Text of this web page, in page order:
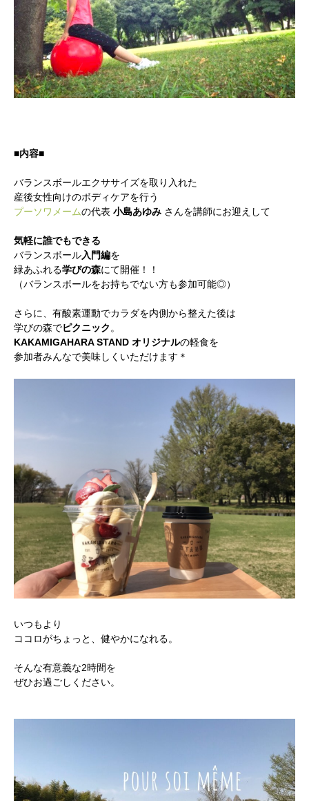
■内容■
バランスボールエクササイズを取り入れた
産後女性向けのボディケアを行う
プーソワメームの代表 小島あゆみ さんを講師にお迎えして
気軽に誰でもできる
バランスボール入門編を
緑あふれる学びの森にて開催！！
（バランスボールをお持ちでない方も参加可能◎）
さらに、有酸素運動でカラダを内側から整えた後は
学びの森でピクニック 。
KAKAMIGAHARA STAND オリジナルの軽食を
参加者みんなで美味しくいただけます＊
いつもより
ココロがちょっと、健やかになれる。
そんな有意義な2時間を
ぜひお過ごしください。